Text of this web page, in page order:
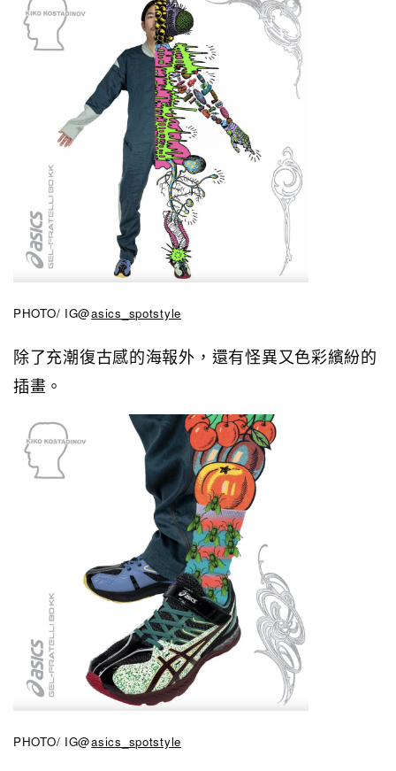
PHOTO/ IG@asics_spotstyle
除了充潮復古感的海報外，還有怪異又色彩繽紛的
插畫。
PHOTO/ IG@asics_spotstyle